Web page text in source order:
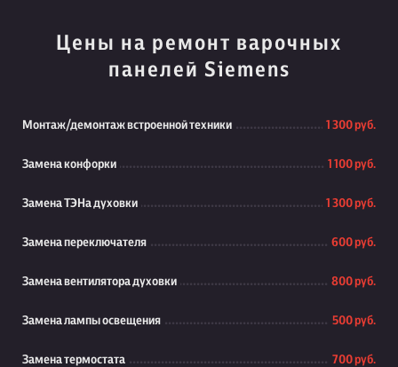
Цены на ремонт варочных
панелей Siemens
Монтаж/демонтаж встроенной техники 1 300 руб.
Замена конфорки 1 100 руб.
Замена ТЭНа духовки 1 300 руб.
Замена переключателя 600 руб.
Замена вентилятора духовки 800 руб.
Замена лампы освещения 500 руб.
Замена термостата 700 руб.